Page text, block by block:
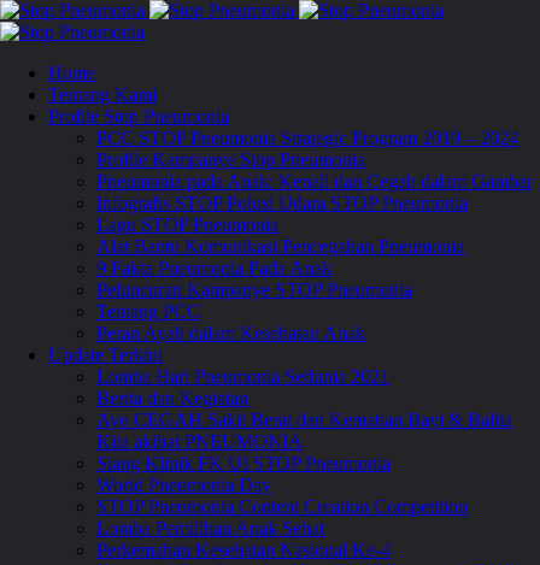
Home
Tentang Kami
Profile Stop Pneumonia
PCC STOP Pneumonia Strategic Program 2019 – 2024
Profile Kampanye Stop Pneumonia
Pneumonia pada Anak: Kenali dan Cegah dalam Gambar
Infografis STOP Polusi Udara STOP Pneumonia
Lagu STOP Pneumonia
Alat Bantu Komunikasi Pencegahan Pneumonia
9 Fakta Pneumonia Pada Anak
Peluncuran Kampanye STOP Pneumonia
Tentang PCC
Peran Ayah dalam Kesehatan Anak
Update Terkini
Lomba Hari Pneumonia Sedunia 2021
Berita dan Kegiatan
Ayo CEGAH Sakit Berat dan Kematian Bayi & Balita
Kita akibat PNEUMONIA
Siang Klinik FK UI STOP Pneumonia
World Pneumonia Day
STOP Pneumonia Content Creation Competition
Lomba Pemilihan Anak Sehat
Perkemahan Kesehatan Nasional Ke-4